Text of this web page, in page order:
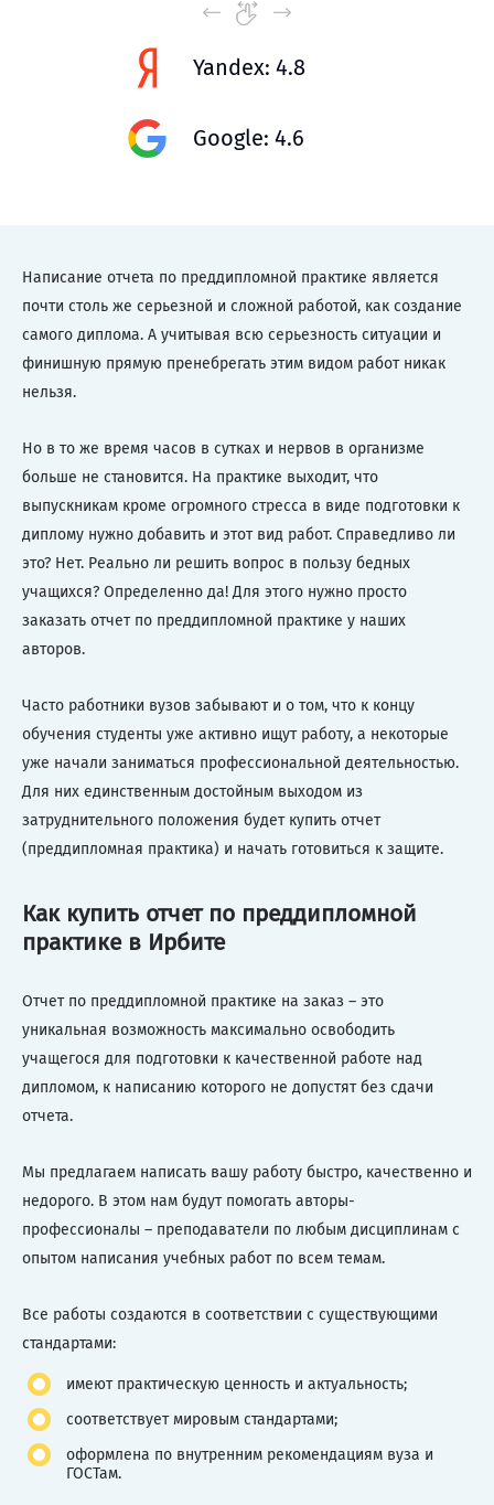
Yandex: 4.8
Google: 4.6
Написание отчета по преддипломной практике является
почти столь же серьезной и сложной работой, как создание
самого диплома. А учитывая всю серьезность ситуации и
финишную прямую пренебрегать этим видом работ никак
нельзя.
Но в то же время часов в сутках и нервов в организме
больше не становится. На практике выходит, что
выпускникам кроме огромного стресса в виде подготовки к
диплому нужно добавить и этот вид работ. Справедливо ли
это? Нет. Реально ли решить вопрос в пользу бедных
учащихся? Определенно да! Для этого нужно просто
заказать отчет по преддипломной практике у наших
авторов.
Часто работники вузов забывают и о том, что к концу
обучения студенты уже активно ищут работу, а некоторые
уже начали заниматься профессиональной деятельностью.
Для них единственным достойным выходом из
затруднительного положения будет купить отчет
(преддипломная практика) и начать готовиться к защите.
Как купить отчет по преддипломной
практике в Ирбите
Отчет по преддипломной практике на заказ – это
уникальная возможность максимально освободить
учащегося для подготовки к качественной работе над
дипломом, к написанию которого не допустят без сдачи
отчета.
Мы предлагаем написать вашу работу быстро, качественно и
недорого. В этом нам будут помогать авторы-
профессионалы – преподаватели по любым дисциплинам с
опытом написания учебных работ по всем темам.
Все работы создаются в соответствии с существующими
стандартами:
имеют практическую ценность и актуальность;
соответствует мировым стандартами;
оформлена по внутренним рекомендациям вуза и
ГОСТам.